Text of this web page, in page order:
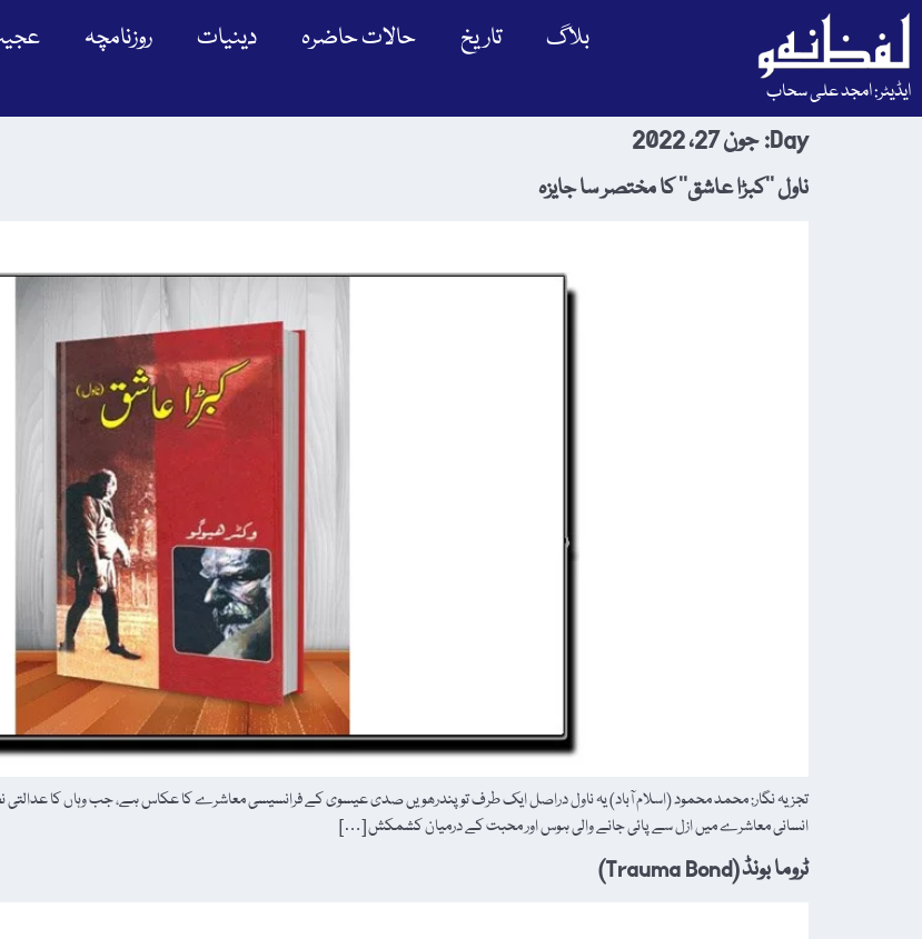
ایڈیٹر: امجد علی سحاب
بلاگ تاریخ حالات حاضرہ دینیات روزنامچہ
Day: جون 27، 2022
ناول ’’کبڑا عاشق‘‘ کا مختصر سا جایزہ
تجزیہ نگار: محمد محمود (اسلام آباد) یہ ناول دراصل ایک طرف تو پندرھویں صدی عیسوی کے فرانسیسی معاشرے کا عکاس ہے، جب وہاں کا عدالتی
انسانی معاشرے میں ازل سے پائی جانے والی ہوس اور محبت کے درمیان کشمکش […]
ٹروما بونڈ (Trauma Bond)